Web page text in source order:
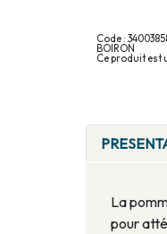
Code :
BOIRON
Ce produit est
La
pour